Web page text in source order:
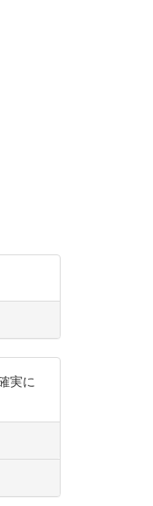
実に